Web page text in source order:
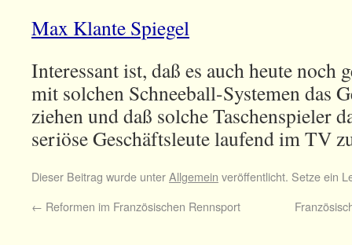
Max Klante Spiegel
Interessant ist, daß es auch heute noch
mit solchen Schneeball-Systemen das
ziehen und daß solche Taschenspieler
seriöse Geschäftsleute laufend im TV
Dieser Beitrag wurde unterAllgemein veröffentlicht. Setze ein
← Reformen im Französischen Rennsport